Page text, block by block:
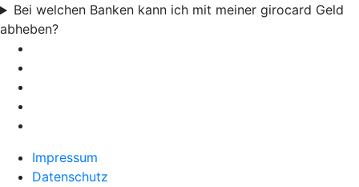
Bei welchen Banken kann ich mit meiner girocard Geld
abheben?
Impressum
Datenschutz